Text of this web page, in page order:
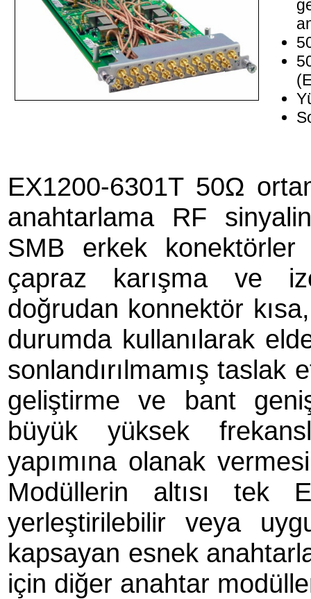
EX1200-6301T 50Ω
anahtarlama RF
SMB erkek konektörler
çapraz karışma ve
doğrudan konnektör
durumda kullanılarak
sonlandırılmamış
geliştirme ve bant
büyük yüksek
yapımına olanak
Modüllerin altısı tek
yerleştirilebilir veya
kapsayan esnek
için diğer anahtar